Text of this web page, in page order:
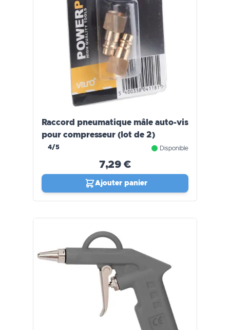
Raccord pneumatique mâle auto-vis
pour compresseur (lot de 2)
4/5 Disponible
7,29 €
Ajouter panier